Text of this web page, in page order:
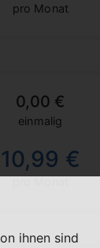
pro Monat
0,00 €
einmalig
10,99 €
ihnen sind